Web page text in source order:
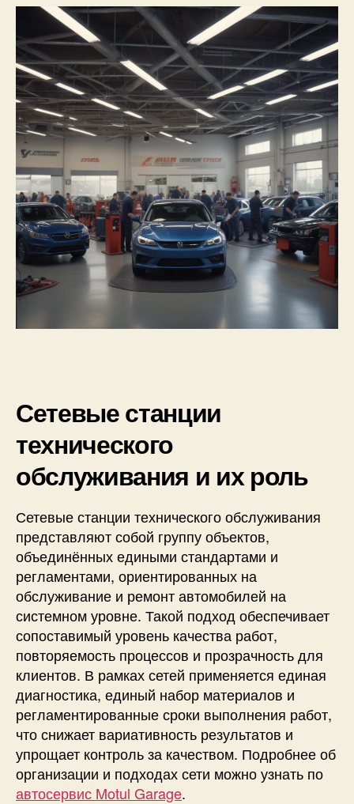
услуги
по
ремонту
и
Сетевые станции
технического
обслуживания и их роль
Сетевые станции технического обслуживания
представляют собой группу объектов,
объединённых едиными стандартами и
регламентами, ориентированных на
обслуживание и ремонт автомобилей на
системном уровне. Такой подход обеспечивает
сопоставимый уровень качества работ,
повторяемость процессов и прозрачность для
клиентов. В рамках сетей применяется единая
диагностика, единый набор материалов и
регламентированные сроки выполнения работ,
что снижает вариативность результатов и
упрощает контроль за качеством. Подробнее об
организации и подходах сети можно узнать по
автосервис Motul Garage.